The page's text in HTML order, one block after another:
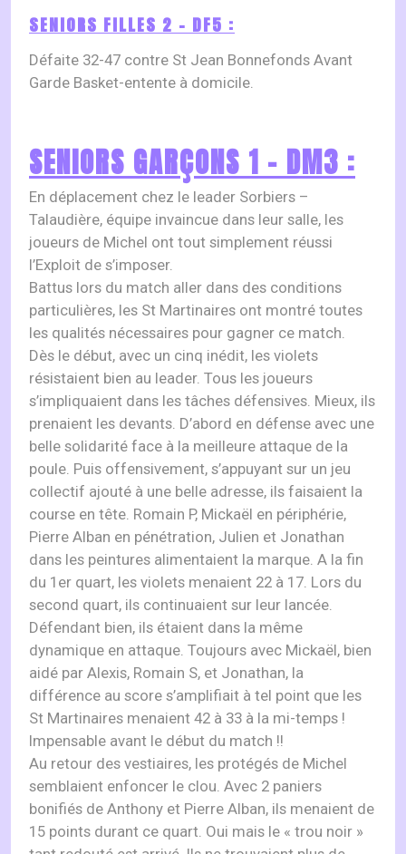
SENIORS FILLES 2 – DF5 :
Défaite 32-47 contre St Jean Bonnefonds Avant
Garde Basket-entente à domicile.
SENIORS GARÇONS 1 – DM3 :
En déplacement chez le leader Sorbiers –
Talaudière, équipe invaincue dans leur salle, les
joueurs de Michel ont tout simplement réussi
l’Exploit de s’imposer.
Battus lors du match aller dans des conditions
particulières, les St Martinaires ont montré toutes
les qualités nécessaires pour gagner ce match.
Dès le début, avec un cinq inédit, les violets
résistaient bien au leader. Tous les joueurs
s’impliquaient dans les tâches défensives. Mieux, ils
prenaient les devants. D’abord en défense avec une
belle solidarité face à la meilleure attaque de la
poule. Puis offensivement, s’appuyant sur un jeu
collectif ajouté à une belle adresse, ils faisaient la
course en tête. Romain P, Mickaël en périphérie,
Pierre Alban en pénétration, Julien et Jonathan
dans les peintures alimentaient la marque. A la fin
du 1er quart, les violets menaient 22 à 17. Lors du
second quart, ils continuaient sur leur lancée.
Défendant bien, ils étaient dans la même
dynamique en attaque. Toujours avec Mickaël, bien
aidé par Alexis, Romain S, et Jonathan, la
différence au score s’amplifiait à tel point que les
St Martinaires menaient 42 à 33 à la mi-temps !
Impensable avant le début du match !!
Au retour des vestiaires, les protégés de Michel
semblaient enfoncer le clou. Avec 2 paniers
bonifiés de Anthony et Pierre Alban, ils menaient de
15 points durant ce quart. Oui mais le « trou noir »